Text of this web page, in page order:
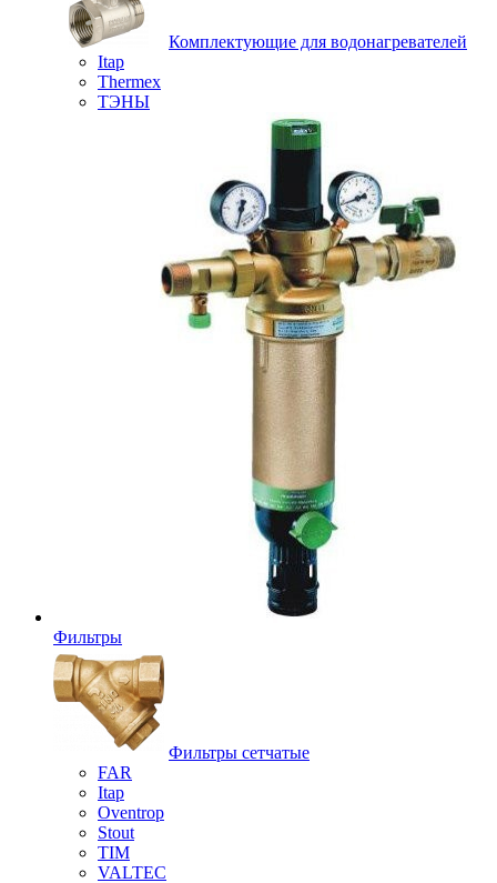
Комплектующие для водонагревателей
Itap
Thermex
ТЭНЫ
Фильтры
Фильтры сетчатые
FAR
Itap
Oventrop
Stout
TIM
VALTEC